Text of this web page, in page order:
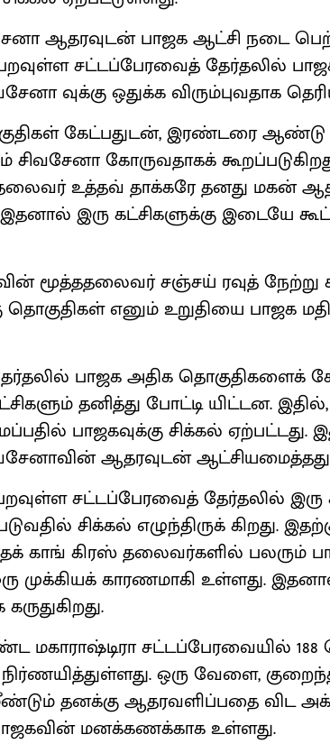
ஆதரவுடன் பாஜக ஆட்சி நடை
சட்டப்பேரவைத் தேர்தலில் பாஜக
வுக்கு ஒதுக்க விரும்புவதாக
கேட்பதுடன், இரண்டரை ஆண்டு
சிவசேனா கோருவதாகக்
உத்தவ் தாக்கரே தனது மகன்
இதனால் இரு கட்சிகளுக்கு இடையே
மூத்ததலைவர் சஞ்சய் ரவுத் நேற்று
தொகுதிகள் எனும் உறுதியை பாஜக
பாஜக அதிக தொகுதிகளைக்
தனித்து போட்டி யிட்டன. இதில்,
பாஜகவுக்கு சிக்கல் ஏற்பட்டது.
ஆதரவுடன்
சட்டப்பேரவைத் தேர்தலில் இரு
சிக்கல் எழுந்திருக் கிறது.
காங் கிரஸ் தலைவர்களில் பலரும்
முக்கியக் காரணமாகி உள்ளது.
மகாராஷ்டிரா சட்டப்பேரவையில் 188
ஒரு வேளை,
தனக்கு ஆதரவளிப்பதை விட
மனக்கணக்காக உள்ளது.